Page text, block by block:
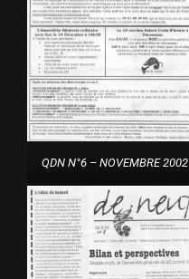
QDN N°6 – NOVEMBRE 2002